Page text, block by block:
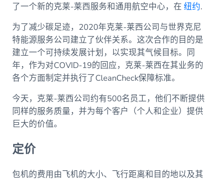
了一个新的克莱-莱西服务和通用航空中心，在 纽约.
为了减少碳足迹，2020年克莱-莱西公司与世界克尼
特能源服务公司建立了伙伴关系。这次合作的目的是
建立一个可持续发展计划，以实现其气候目标。同
年，作为对COVID-19的回应，克莱-莱西在其业务的
各个方面制定并执行了CleanCheck保障标准。
今天，克莱-莱西公司约有500名员工，他们不断提供
同样的服务质量，并为每个客户（个人和企业）提供
巨大的价值。
定价
包机的费用由飞机的大小、飞行距离和目的地以及其